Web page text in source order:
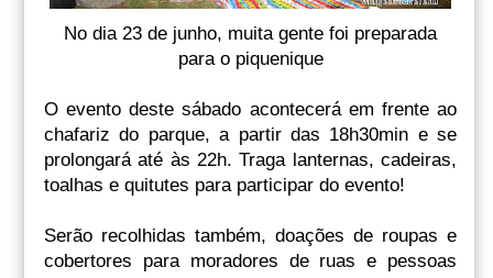
No dia 23 de junho, muita gente foi preparada
para o piquenique
O evento deste sábado acontecerá em frente ao
chafariz do parque, a partir das 18h30min e se
prolongará até às 22h. Traga lanternas, cadeiras,
toalhas e quitutes para participar do evento!
Serão recolhidas também, doações de roupas e
cobertores para moradores de ruas e pessoas